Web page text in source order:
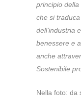
principio
che si
dell’industria
benessere e
anche
Sostenibile
Nella foto: da